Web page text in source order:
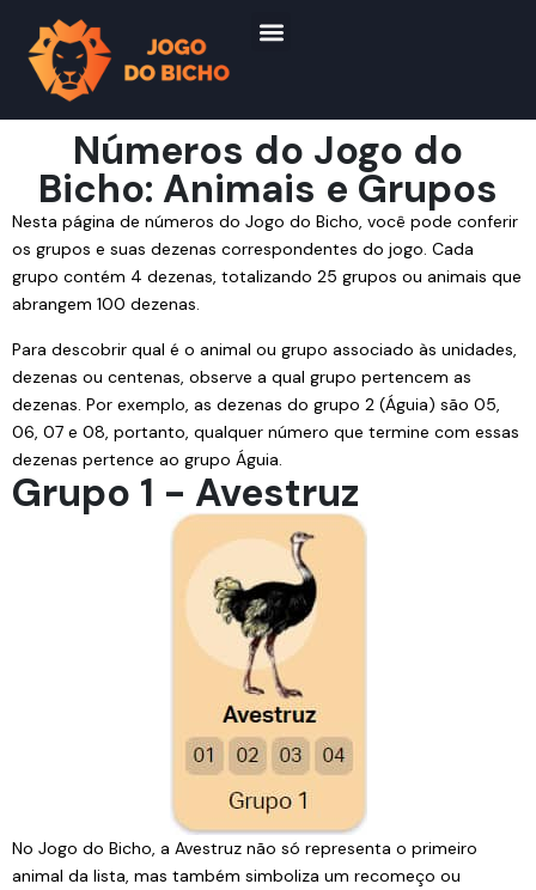
Números do Jogo do
Bicho: Animais e Grupos
Nesta página de números do Jogo do Bicho, você pode conferir
os grupos e suas dezenas correspondentes do jogo. Cada
grupo contém 4 dezenas, totalizando 25 grupos ou animais que
abrangem 100 dezenas.
Para descobrir qual é o animal ou grupo associado às unidades,
dezenas ou centenas, observe a qual grupo pertencem as
dezenas. Por exemplo, as dezenas do grupo 2 (Águia) são 05,
06, 07 e 08, portanto, qualquer número que termine com essas
dezenas pertence ao grupo Águia.
Grupo 1 - Avestruz
No Jogo do Bicho, a Avestruz não só representa o primeiro
animal da lista, mas também simboliza um recomeço ou